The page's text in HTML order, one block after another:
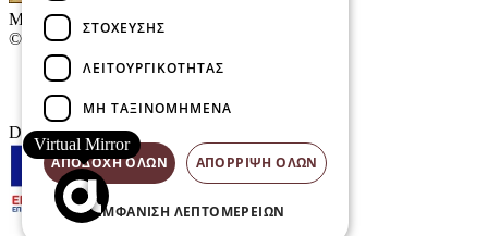
Μαρκάκης Οπτικά
© 2026
Επικοινωνία
E-Volution Awards
Designed & developed by
Virtual Mirror
ΣΤΌΧΕΥΣΗΣ
ΛΕΙΤΟΥΡΓΙΚΌΤΗΤΑΣ
ΜΗ ΤΑΞΙΝΟΜΗΜΈΝΑ
ΑΠΟΔΟΧΉ ΌΛΩΝ ΑΠΌΡΡΙΨΗ ΌΛΩΝ
ΕΜΦΆΝΙΣΗ ΛΕΠΤΟΜΕΡΕΙΏΝ